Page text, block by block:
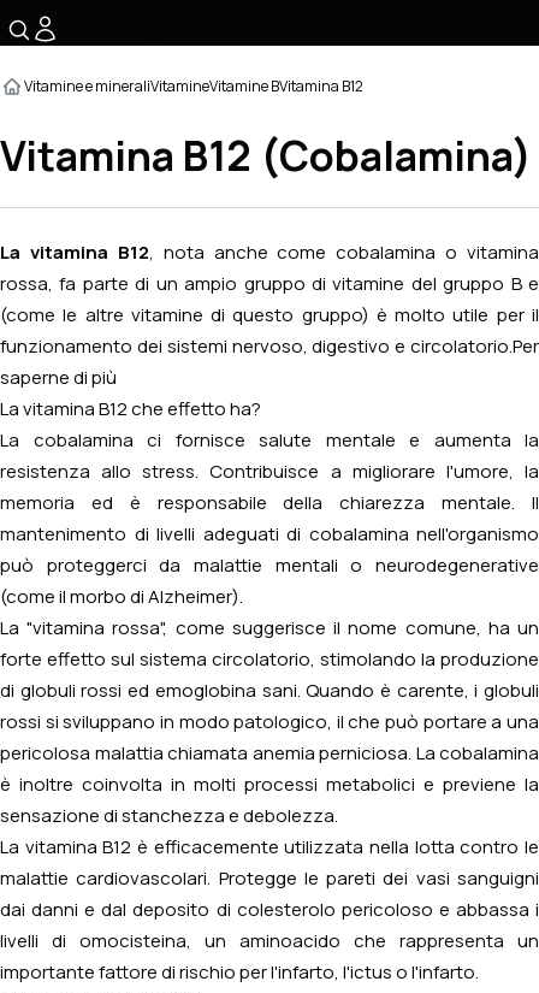
Vitamine e mineraliVitamineVitamine BVitamina B12
Vitamina B12 (Cobalamina)
La vitamina B12 , nota anche come cobalamina o vitamina
rossa, fa parte di un ampio gruppo di vitamine del gruppo B e
(come le altre vitamine di questo gruppo) è molto utile per il
funzionamento dei sistemi nervoso, digestivo e circolatorio. Per
saperne di più
La vitamina B12 che effetto ha?
La cobalamina ci fornisce salute mentale e aumenta la
resistenza allo stress. Contribuisce a migliorare l'umore, la
memoria ed è responsabile della chiarezza mentale. Il
mantenimento di livelli adeguati di cobalamina nell'organismo
può proteggerci da malattie mentali o neurodegenerative
(come il morbo di Alzheimer).
La "vitamina rossa", come suggerisce il nome comune, ha un
forte effetto sul sistema circolatorio, stimolando la produzione
di globuli rossi ed emoglobina sani. Quando è carente, i globuli
rossi si sviluppano in modo patologico, il che può portare a una
pericolosa malattia chiamata anemia perniciosa. La cobalamina
è inoltre coinvolta in molti processi metabolici e previene la
sensazione di stanchezza e debolezza.
La vitamina B12 è efficacemente utilizzata nella lotta contro le
malattie cardiovascolari. Protegge le pareti dei vasi sanguigni
dai danni e dal deposito di colesterolo pericoloso e abbassa i
livelli di omocisteina, un aminoacido che rappresenta un
importante fattore di rischio per l'infarto, l'ictus o l'infarto.